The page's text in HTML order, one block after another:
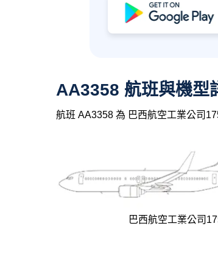
AA3358 航班與機型
航班 AA3358 為 巴西航空工業公司
巴西航空工業公司